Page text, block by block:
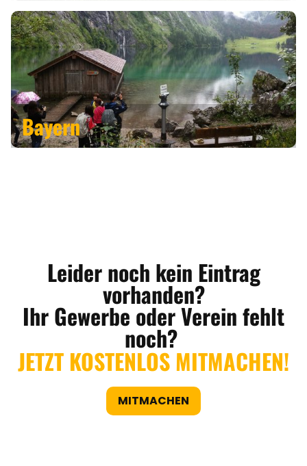
Bayern
Leider noch kein Eintrag
vorhanden?
Ihr Gewerbe oder Verein fehlt
noch?
JETZT KOSTENLOS MITMACHEN!
MITMACHEN